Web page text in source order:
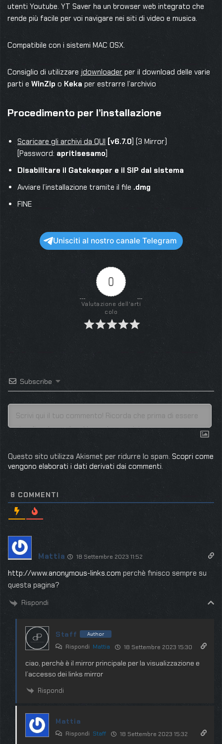
utenti Youtube. YT Saver ha un browser web integrato che
rende più facile per voi navigare nei siti di video e musica.
Compatibile con i sistemi MAC OSX.
Consiglio di utilizzare jdownloader per il download delle varie
parti e WinZip o Keka per estrarre l’archivio
Procedimento per l’installazione
Scaricare gli archivi da QUI [v6.7.0] (3 Mirror)
[Password: apritisesamo]
Disabilitare il Gatekeeper e il SIP dal sistema
Avviare l’installazione tramite il file .dmg
FINE
Unisciti al nostro canale Telegram
0
Valutazione dell'arti
colo
Subscribe
Questo sito utilizza Akismet per ridurre lo spam. Scopri come
vengono elaborati i dati derivati dai commenti.
8 COMMENTI
Mattia 18 Settembre 2023 11:52
http://www.anonymous-links.com perchè finisco sempre su
questa pagina?
Rispondi
Staff Author
Rispondi Mattia 18 Settembre 2023 15:30
ciao, perchè è il mirror principale per la visualizzazione e
l’accesso dei links mirror
Rispondi
Mattia
Rispondi Staff 18 Settembre 2023 15:32